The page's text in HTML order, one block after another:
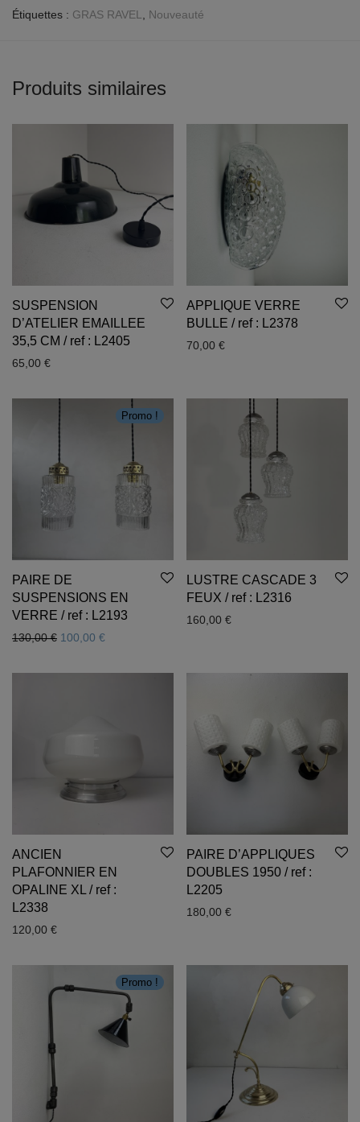
Étiquettes : GRAS RAVEL Nouveauté
Produits similaires
SUSPENSION
D’ATELIER EMAILLEE
35,5 CM / ref : L2405
65,00 €
APPLIQUE VERRE
BULLE / ref : L2378
70,00 €
Promo !
PAIRE DE
SUSPENSIONS EN
VERRE / ref : L2193
130,00€ Le prix initial était : 130,00 €.
100,00 €
LUSTRE CASCADE 3
FEUX / ref : L2316
160,00 €
ANCIEN
PLAFONNIER EN
OPALINE XL / ref :
L2338
120,00 €
PAIRE D’APPLIQUES
DOUBLES 1950 / ref :
L2205
180,00 €
Promo !